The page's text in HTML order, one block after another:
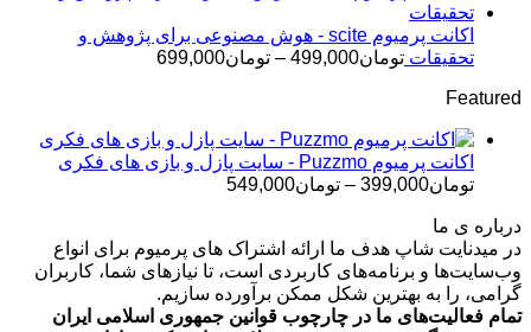
تا
تومان499,000
اکانت پرمیوم scite - هوش مصنوعی برای پژوهش و
تحقیقات تومان499,000
– تومان699,000محدوده
تومان699,000
Featured
اکانت پرمیوم Puzzmo - سایت پازل و بازی های فکری
تومان399,000
– تومان549,000
تا
تومان549,000
درباره ی ما
در میدنایت شاپ هدف ما ارائه اشتراک های پرمیوم برای انواع
وب‌سایت‌ها و برنامه‌های کاربردی است، تا نیازهای شما، کاربران
گرامی، را به بهترین شکل ممکن برآورده سازیم.
تمام فعالیت‌های ما در چارچوب قوانین جمهوری اسلامی ایران